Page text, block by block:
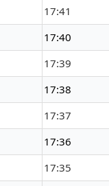
17:41
17:40
17:39
17:38
17:37
17:36
17:35